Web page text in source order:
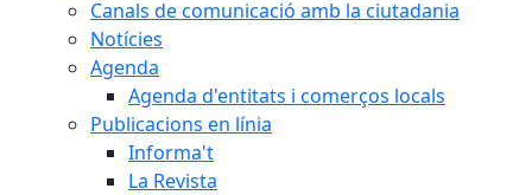
Canals de comunicació amb la ciutadania
Notícies
Agenda
Agenda d'entitats i comerços locals
Publicacions en línia
Informa't
La Revista